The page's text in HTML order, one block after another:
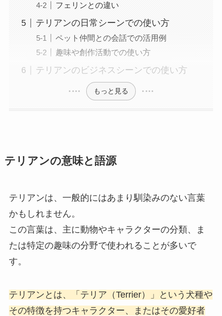
フェリンとの違い
テリアンの日常シーンでの使い方
ペット仲間との会話での活用例
趣味や創作活動での使い方
テリアンのビジネスシーンでの使い方
もっと見る
テリアンの意味と語源
テリアンは、一般的にはあまり馴染みのない言葉
かもしれません。
この言葉は、主に動物やキャラクターの分類、ま
たは特定の趣味の分野で使われることが多いで
す。
テリアンとは、「テリア（Terrier）」という犬種や
その特徴を持つキャラクター、またはその愛好者